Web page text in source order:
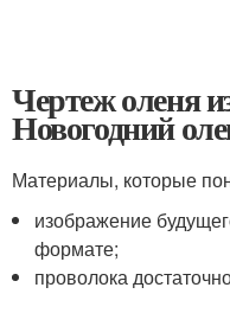
Чертеж оленя
Новогодний
Материалы, которые
изображение
формате;
проволока